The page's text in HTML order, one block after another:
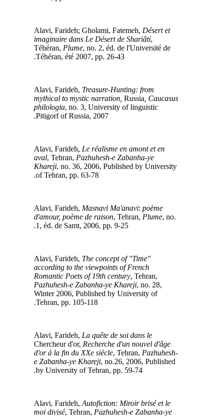
Désert et
imaginaire dans Le Désert de Shariâti
Téhéran,Plume, no. 2, éd. de l'Université de
Téhéran, été 2007, pp. 26-43.
Treasure-Hunting: from
mythical to mystic narration,Russia, Caucasus
philologia, no. 3, University of linguistic
Pitigorf of Russia, 2007.
Le réalisme en amont et en
aval, Tehran,Pazhuhesh-e Zabanha-ye
Khareji, no. 36, 2006, Published by University
of Tehran, pp. 63-78.
Masnavi Ma'anavi:poème
d'amour, poème de raison, Tehran,Plume, no.
1, éd. de Samt, 2006, pp. 9-25.
The concept of "Time"
according to the viewpoints of French
Romantic Poets of 19th century, Tehran,
Pazhuhesh-e Zabanha-ye Khareji, no. 28,
Winter 2006, Published by University of
Tehran, pp. 105-118.
La quête de soi dans le
Chercheur d'or,Recherche d'un nouvel d'âge
d'or à la fin du XXe siècle, Tehran,Pazhuhesh-
e Zabanha-ye Khareji, no.26, 2006, Published
by University of Tehran, pp. 59-74.
Autofiction: Miroir brisé et le
moi divisé, Tehran,Pazhuhesh-e Zabanha-ye